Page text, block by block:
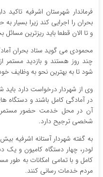
فرماندار شهرستان اشرفیه
بحران را اجرایی کند زیرا
و تا الان قطعا باید ریزترین
محمودی می گوید ستاد بحران
چند روز هستند و بازدید مستمر
شود تا به بهترین نحو به وظایف
وی از شهردار درخواست دارد باید
در آمادگی کامل باشند و دستگاه
آن در محل خدمت حضور مستمر
شخصی ترجیح دارد.
لودر، چهار دستگاه کامیون و یک
کامل و با تمامی امکانات به طور
مردم خدمات رسانی کنند.